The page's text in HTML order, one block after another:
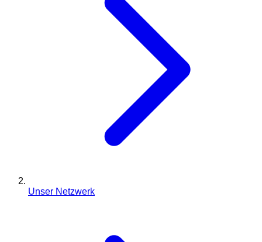
Unser Netzwerk